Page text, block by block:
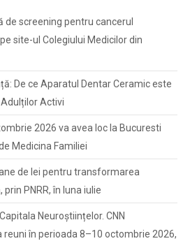
de screening pentru cancerul
site-ul Colegiului Medicilor din
De ce Aparatul Dentar Ceramic este
Activi
2026 va avea loc la Bucuresti
Medicina Familiei
de lei pentru transformarea
PNRR, în luna iulie
Neuroștiințelor. CNN
reuni în perioada 8–10 octombrie 2026,